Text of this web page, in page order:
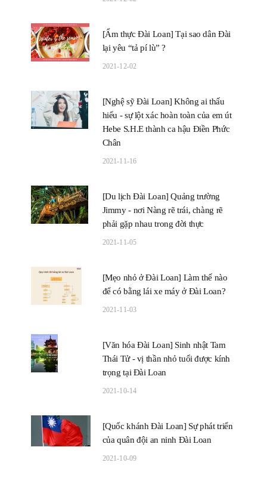
[Ẩm thực Đài Loan] Tại sao dân Đài
lại yêu “tả pí lù” ?
2021-12-02
[Nghệ sỹ Đài Loan] Không ai thấu
hiểu - sự lột xác hoàn toàn của em út
Hebe S.H.E thành ca hậu Điền Phức
Chân
2021-11-16
[Du lịch Đài Loan] Quảng trường
Jimmy - nơi Nàng rẽ trái, chàng rẽ
phải gặp nhau trong đời thực
2021-11-05
[Mẹo nhỏ ở Đài Loan] Làm thế nào
để có bằng lái xe máy ở Đài Loan?
2021-11-03
[Văn hóa Đài Loan] Sinh nhật Tam
Thái Tử - vị thần nhỏ tuổi được kính
trọng tại Đài Loan
2021-10-14
[Quốc khánh Đài Loan] Sự phát triển
của quân đội an ninh Đài Loan
2021-10-09